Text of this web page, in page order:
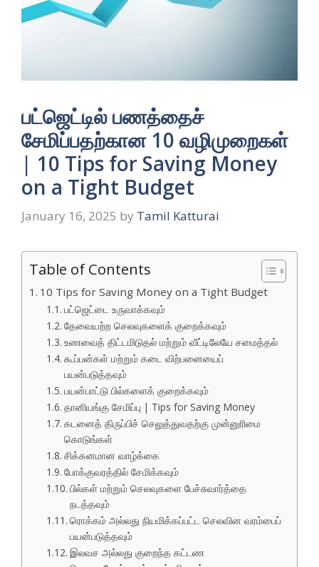
பட்ஜெட்டில் பணத்தைச்
சேமிப்பதற்கான 10 வழிமுறைகள்
| 10 Tips for Saving Money
on a Tight Budget
January 16, 2025 by Tamil Katturai
Table of Contents
10 Tips for Saving Money on a Tight Budget
பட்ஜெட்டை உருவாக்கவும்
தேவையற்ற செலவுகளைக் குறைக்கவும்
உணவைத் திட்டமிடுதல் மற்றும் வீட்டிலேயே சமைத்தல்
கூப்பன்கள் மற்றும் கடை விற்பனையைப்
பயன்படுத்தவும்
பயன்பாட்டு பில்களைக் குறைக்கவும்
தானியங்கு சேமிப்பு | Tips for Saving Money
கடனைத் திருப்பிச் செலுத்துவதற்கு முன்னுரிமை
கொடுங்கள்
சிக்கனமான வாழ்க்கை
போக்குவரத்தில் சேமிக்கவும்
பில்கள் மற்றும் செலவுகளை பேச்சுவார்த்தை
நடத்தவும்
ரொக்கம் அல்லது நியமிக்கப்பட்ட செலவின வரம்பைப்
பயன்படுத்தவும்
இலவச அல்லது குறைந்த கட்டண